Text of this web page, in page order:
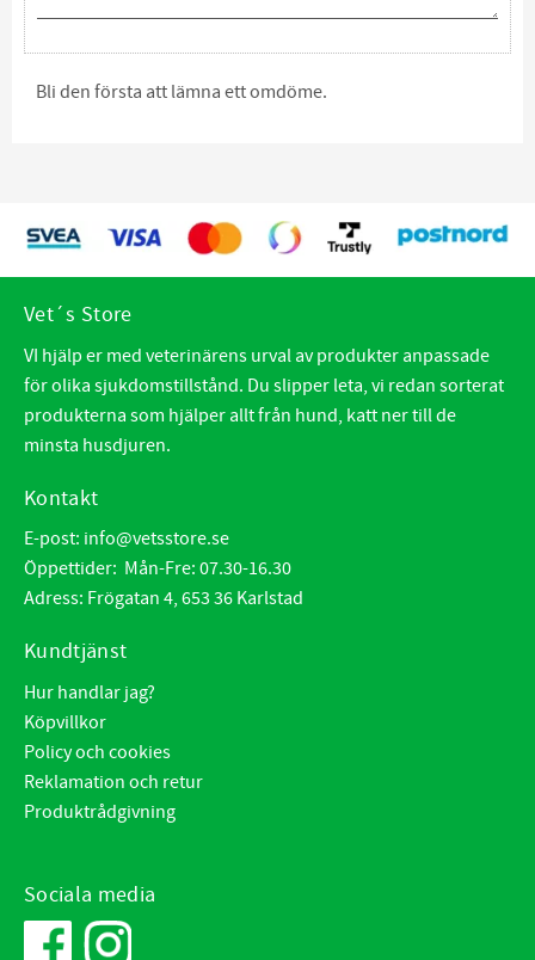
Bli den första att lämna ett omdöme.
Vet´s Store
VI hjälp er med veterinärens urval av produkter anpassade
för olika sjukdomstillstånd. Du slipper leta, vi redan sorterat
produkterna som hjälper allt från hund, katt ner till de
minsta husdjuren.
Kontakt
E-post: info@vetsstore.se
Öppettider: Mån-Fre: 07.30-16.30
Adress: Frögatan 4, 653 36 Karlstad
Kundtjänst
Hur handlar jag?
Köpvillkor
Policy och cookies
Reklamation och retur
Produktrådgivning
Sociala media